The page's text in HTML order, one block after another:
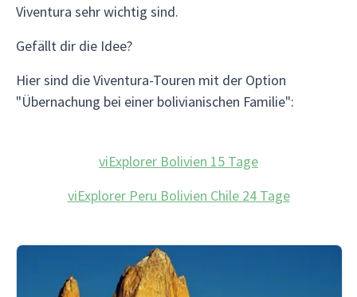
Viventura sehr wichtig sind.
Gefällt dir die Idee?
Hier sind die Viventura-Touren mit der Option
"Übernachung bei einer bolivianischen Familie":
viExplorer Bolivien 15 Tage
viExplorer Peru Bolivien Chile 24 Tage